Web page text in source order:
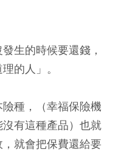
生的時候要還錢，
的人」。
種，（幸福保險機
有這種產品）也就
就會把保費還給要